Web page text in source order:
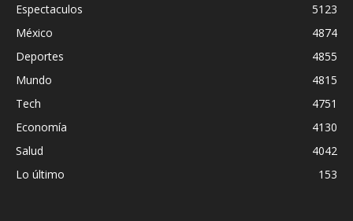
Espectaculos
5123
México
4874
Deportes
4855
Mundo
4815
Tech
4751
Economía
4130
Salud
4042
Lo último
153